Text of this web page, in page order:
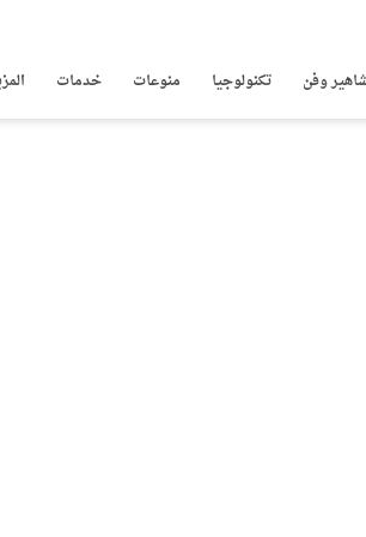
وفن تكنولوجيا منوعات خدمات